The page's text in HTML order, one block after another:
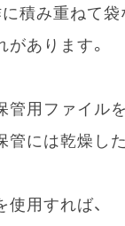
積み重ねて
あります。
用ファイル
には乾燥し
用すれば、